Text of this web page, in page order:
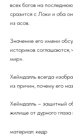
всех богов на
сразится с Локи и оба
из асов.
Значение его имени
историков соглашаются,
мир».
Хеймдалль всегда
из причин, почему его
Хеймдалль – защитный
жилище от дурного глаза
материал: кедр